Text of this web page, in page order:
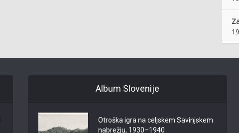
Album Slovenije
Otroška igra na celjskem Savinjskem
nabrežju, 1930–1940